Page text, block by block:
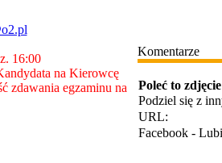
16:00
na Kierowcę
zdawania egzaminu na
Komentarze
Poleć to zdjęcie
Podziel się z
URL:
Facebook -